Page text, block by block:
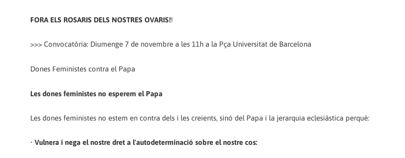
FORA ELS ROSARIS DELS NOSTRES OVARIS!!
>>> Convocatòria: Diumenge 7 de novembre a les 11h a la Pça Universitat de Barcelona
Dones Feministes contra el Papa
Les dones feministes no esperem el Papa
Les dones feministes no estem en contra dels i les creients, sinó del Papa i la jerarquia eclesiàstica perquè:
• Vulnera i nega el nostre dret a l'autodeterminació sobre el nostre cos: